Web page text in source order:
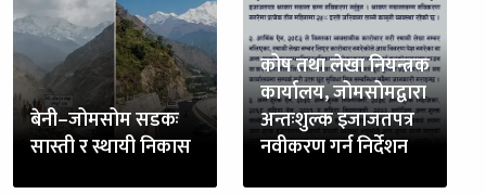
बेनी–जोमसोम सडकः
सास्ती र स्थायी निकास
कोष तथा लेखा नियन्त्रक
कार्यालय, जोमसोमद्वारा
अन्तःशुल्क इजाजतपत्र
नवीकरण गर्न निर्देशन